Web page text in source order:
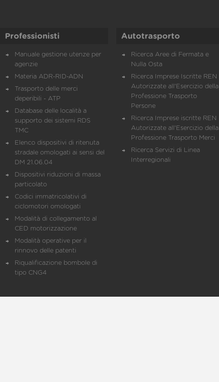
Professionisti
Manuale gestione utenze per
agenzie
Materia ADR-RID-ADN
Trasporto delle merci
deperibili - ATP
Database delle località a
supporto dei sistemi RDS
TMC
Elenco dispositivi di ritenuta
stradale omologati ai sensi del
DM 21.06.04
Dispositivi riduzioni di massa
particolato
Codici immatricolativi di
ciclomotori omologati
Modalità di collegamento al
CED motorizzazione
Modalità operative per il
rinnovo delle patenti
Riqualificazione bombole di
tipo CNG4
Autotrasporto
Ricerca Aree di Fermata e
Nulla Osta
Ricerca Imprese Iscritte REN
Autorizzate all'Esercizio della
Professione Trasporto
Persone
Ricerca Imprese iscritte REN
Autorizzate all'Esercizio della
Professione Trasporto Merci
Ricerca Servizi di Linea
Interregionali